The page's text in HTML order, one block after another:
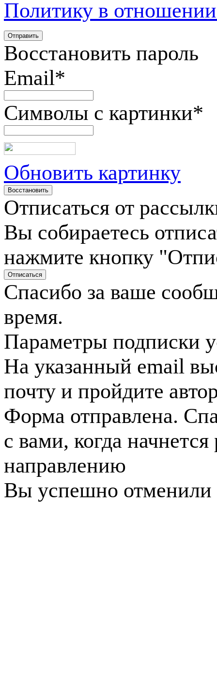
Политику в
Восстановить пароль
Email*
Символы с картинки*
Обновить картинку
Отписаться от
Вы собираетесь
нажмите кнопку
Спасибо за ваше
время.
Параметры подписки
На указанный email
почту и пройдите
Форма отправлена.
с вами, когда
направлению
Вы успешно отменили